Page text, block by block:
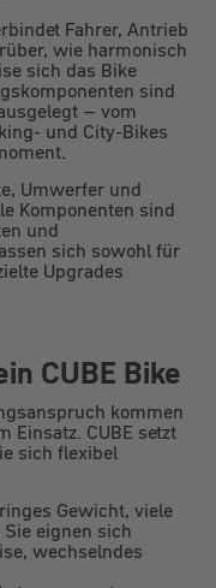
Fahrer, Antrieb
wie harmonisch
sich das Bike
sind
– vom
und City-Bikes
Umwerfer und
Komponenten sind
und
sich sowohl für
Upgrades
CUBE Bike
kommen
Einsatz. CUBE setzt
sich flexibel
Gewicht, viele
eignen sich
wechselndes